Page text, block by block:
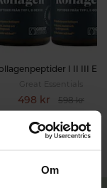
Om
Great Essentials
498 kr 598 kr
LÄGG I VARUKORGEN